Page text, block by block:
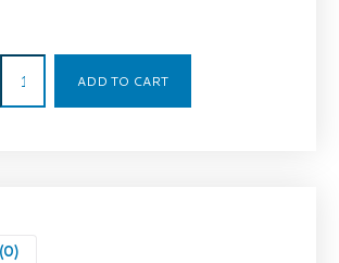
ADD TO CART